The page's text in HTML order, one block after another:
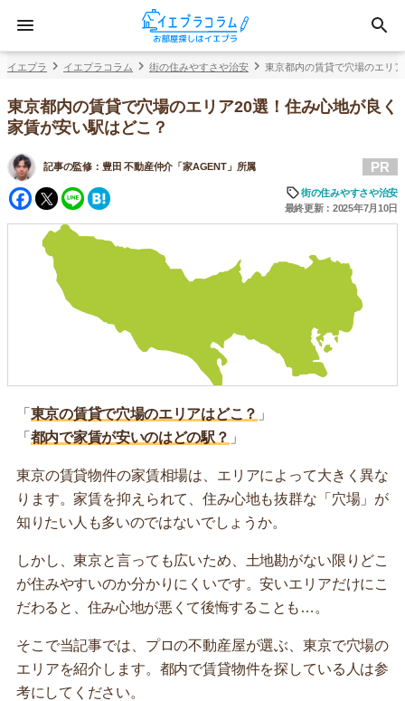
イエプラ イエプラコラム 街の住みやすさや治安 東京都内の賃貸で穴場のエリ
東京都内の賃貸で穴場のエリア20選！住み心地が良く
家賃が安い駅はどこ？
記事の監修： 豊田 不動産仲介「家AGENT」所属
Facebook
Twitter
Line
PR
街の住みやすさや治安
最終更新：2025年7月10日
「 東京の賃貸で穴場のエリアはどこ？ 」
「 都内で家賃が安いのはどの駅？ 」
東京の賃貸物件の家賃相場は、エリアによって大きく異な
ります。家賃を抑えられて、住み心地も抜群な「穴場」が
知りたい人も多いのではないでしょうか。
しかし、東京と言っても広いため、土地勘がない限りどこ
が住みやすいのか分かりにくいです。安いエリアだけにこ
だわると、住み心地が悪くて後悔することも…。
そこで当記事では、プロの不動産屋が選ぶ、東京で穴場の
エリアを紹介します。都内で賃貸物件を探している人は参
考にしてください。